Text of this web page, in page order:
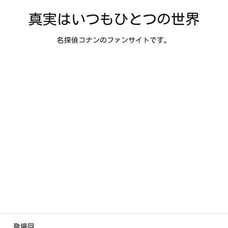
真実はいつもひとつの世界
名探偵コナンのファンサイトです。